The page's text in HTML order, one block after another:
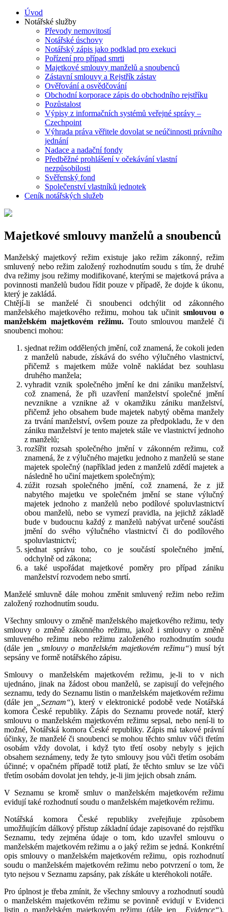
Úvod
Notářské služby
Převody nemovitostí
Notářské úschovy
Notářský zápis jako podklad pro exekuci
Pořízení pro případ smrti
Majetkové smlouvy manželů a snoubenců
Zástavní smlouvy a Rejstřík zástav
Ověřování a osvědčování
Obchodní korporace zápis do obchodního rejstříku
Pozůstalost
Výpisy z informačních systémů veřejné správy –
Czechpoint
Výhrada práva věřitele dovolat se neúčinnosti právního
jednání
Nadace a nadační fondy
Předběžné prohlášení v očekávání vlastní
nezpůsobilosti
Svěřenský fond
Společenství vlastníků jednotek
Ceník notářských služeb
Majetkové smlouvy manželů a snoubenců
Manželský majetkový režim existuje jako režim zákonný, režim
smluvený nebo režim založený rozhodnutím soudu s tím, že druhé
dva režimy jsou režimy modifikované, kterými se majetková práva a
povinnosti manželů budou řídit pouze v případě, že dojde k úkonu,
který je zakládá.
Chtějí-li se manželé či snoubenci odchýlit od zákonného
manželského majetkového režimu, mohou tak učinit smlouvou o
manželském majetkovém režimu.Touto smlouvou manželé či
snoubenci mohou:
sjednat režim oddělených jmění, což znamená, že cokoli jeden
z manželů nabude, získává do svého výlučného vlastnictví,
přičemž s majetkem může volně nakládat bez souhlasu
druhého manžela;
vyhradit vznik společného jmění ke dni zániku manželství,
což znamená, že při uzavření manželství společné jmění
nevznikne a vznikne až v okamžiku zániku manželství,
přičemž jeho obsahem bude majetek nabytý oběma manžely
za trvání manželství, ovšem pouze za předpokladu, že v den
zániku manželství je tento majetek stále ve vlastnictví jednoho
z manželů;
rozšířit rozsah společného jmění v zákonném režimu, což
znamená, že z výlučného majetku jednoho z manželů se stane
majetek společný (například jeden z manželů zdědí majetek a
následně ho učiní majetkem společným);
zúžit rozsah společného jmění, což znamená, že z již
nabytého majetku ve společném jmění se stane výlučný
majetek jednoho z manželů nebo podílové spoluvlastnictví
obou manželů, nebo se vymezí pravidla, na jejichž základě
bude v budoucnu každý z manželů nabývat určené součásti
jmění do svého výlučného vlastnictví či do podílového
spoluvlastnictví;
sjednat správu toho, co je součástí společného jmění,
odchylně od zákona;
a také uspořádat majetkové poměry pro případ zániku
manželství rozvodem nebo smrtí.
Manželé smluvně dále mohou změnit smluvený režim nebo režim
založený rozhodnutím soudu.
Všechny smlouvy o změně manželského majetkového režimu, tedy
smlouvy o změně zákonného režimu, jakož i smlouvy o změně
smluveného režimu nebo režimu založeného rozhodnutím soudu
(dále jen
„smlouvy o manželském majetkovém režimu“) musí být
sepsány ve formě notářského zápisu.
Smlouvy o manželském majetkovém režimu, je-li to v nich
ujednáno, jinak na žádost obou manželů, se zapisují do veřejného
seznamu, tedy do Seznamu listin o manželském majetkovém režimu
(dále jen „Seznam“), který v elektronické podobě vede Notářská
komora České republiky. Zápis do Seznamu provede notář, který
smlouvu o manželském majetkovém režimu sepsal, nebo není-li to
možné, Notářská komora České republiky. Zápis má takové právní
účinky, že manželé či snoubenci se mohou těchto smluv vůči třetím
osobám vždy dovolat, i když tyto třetí osoby nebyly s jejich
obsahem seznámeny, tedy že tyto smlouvy jsou vůči třetím osobám
účinné; v opačném případě totiž platí, že těchto smluv se lze vůči
třetím osobám dovolat jen tehdy, je-li jim jejich obsah znám.
V Seznamu se kromě smluv o manželském majetkovém režimu
evidují také rozhodnutí soudu o manželském majetkovém režimu.
Notářská komora České republiky zveřejňuje způsobem
umožňujícím dálkový přístup základní údaje zapisované do rejstříku
Seznamu, tedy zejména údaje o tom, kdo uzavřel smlouvu o
manželském majetkovém režimu a o jaký režim se jedná. Konkrétní
opis smlouvy o manželském majetkovém režimu, opis rozhodnutí
soudu o manželském majetkovém režimu nebo potvrzení o tom, že
tyto nejsou v Seznamu zapsány, pak získáte u kteréhokoli notáře.
Pro úplnost je třeba zmínit, že všechny smlouvy a rozhodnutí soudů
o manželském majetkovém režimu se povinně evidují v Evidenci
listin o manželském majetkovém režimu (dále jen
„Evidence“),